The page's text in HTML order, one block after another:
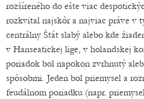
rozšíreného do ešte viac
rozkvital najskôr a najviac práve v
centrálny Štát slabý alebo kde
v Hanseatickej lige, v holandskej
poriadok bol napokon zvrhnutý
spôsobmi. Jeden bol priemysel a
feudálnom poriadku (napr.